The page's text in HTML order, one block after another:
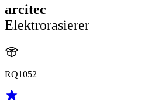
arcitec
Elektrorasierer
RQ1052